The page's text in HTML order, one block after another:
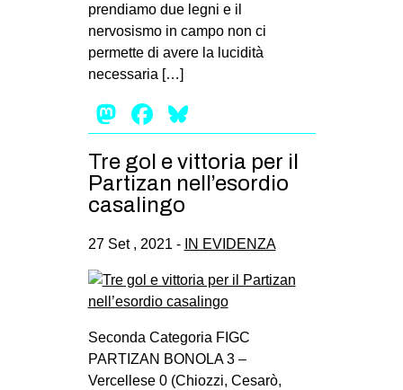
prendiamo due legni e il
nervosismo in campo non ci
permette di avere la lucidità
necessaria […]
Mastodon
Facebook
Tre gol e vittoria per il
Partizan nell’esordio
casalingo
27 Set , 2021 - IN EVIDENZA
Seconda Categoria FIGC
PARTIZAN BONOLA 3 –
Vercellese 0 (Chiozzi, Cesarò,